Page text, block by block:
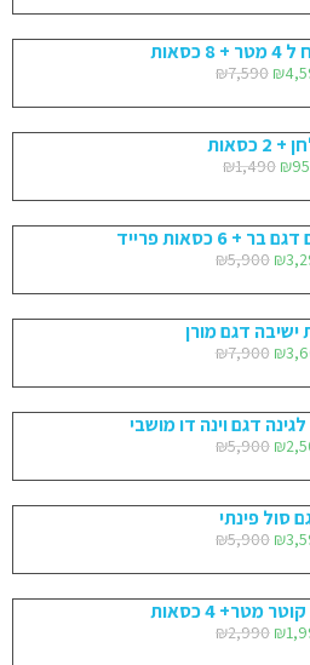
₪7,590 ₪
2 כסאות
₪1,490 ₪
6 כסאות פרייד
₪5,900 ₪
דגם מורן
₪7,900 ₪
דגם וינה דו מושבי
₪5,900 ₪
סול פינתי
₪5,900 ₪
מטר+ 4 כסאות
₪2,990 ₪